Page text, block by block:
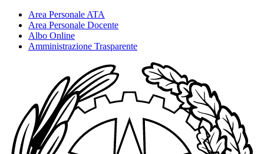
Area Personale ATA
Area Personale Docente
Albo Online
Amministrazione Trasparente